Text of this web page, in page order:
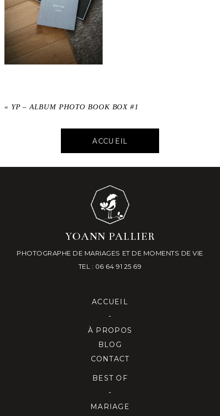
« YP – ALBUM PHOTO BOOK BOX #1
ACCUEIL
YOANN PALLIER
PHOTOGRAPHE DE MARIAGES ET DE MOMENTS DE VIE
TEL : 06 64 91 25 69
ACCUEIL
-
À PROPOS
BLOG
CONTACT
BEST OF
-
MARIAGE